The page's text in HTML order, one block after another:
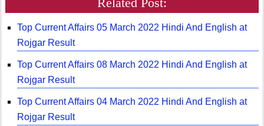
Top Current Affairs 05 March 2022 Hindi And English at
Rojgar Result
Top Current Affairs 08 March 2022 Hindi And English at
Rojgar Result
Top Current Affairs 04 March 2022 Hindi And English at
Rojgar Result